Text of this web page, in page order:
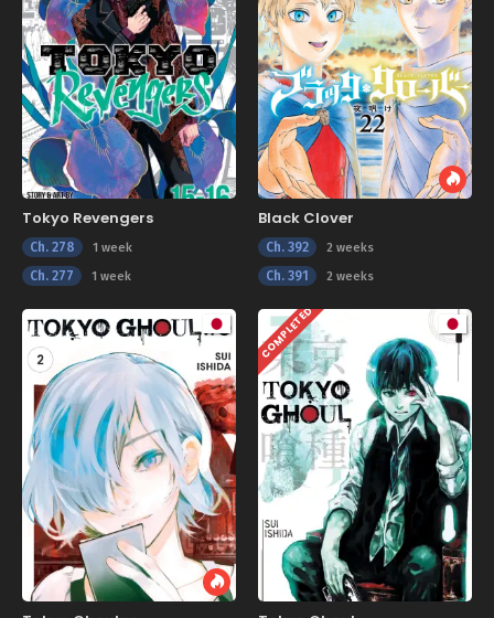
Tokyo Revengers
Ch. 278 1 week
Ch. 277 1 week
Black Clover
Ch. 392 2 weeks
Ch. 391 2 weeks
COMPLETED